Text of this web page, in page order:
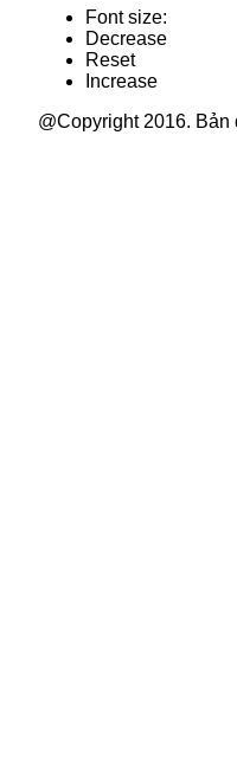
Font size:
Decrease
Reset
Increase
@Copyright 2016.